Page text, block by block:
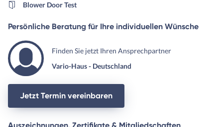
Blower Door Test
Persönliche Beratung für Ihre individuellen Wünsche
Finden Sie jetzt Ihren Ansprechpartner
Vario-Haus - Deutschland
Jetzt Termin vereinbaren